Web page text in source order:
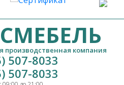
производственная компания
507-8033
507-8033